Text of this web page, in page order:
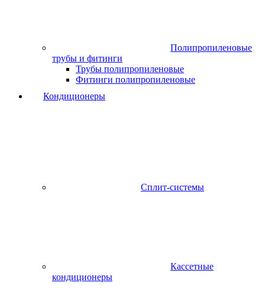
Полипропиленовые
трубы и фитинги
Трубы полипропиленовые
Фитинги полипропиленовые
Кондиционеры
Сплит-системы
Кассетные
кондиционеры